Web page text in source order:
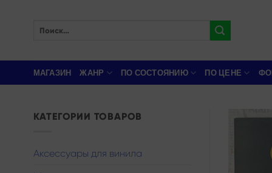
МАГАЗИН ЖАНР ПО СОСТОЯНИЮ ПО ЦЕНЕ
КАТЕГОРИИ ТОВАРОВ
Аксессуары для винила